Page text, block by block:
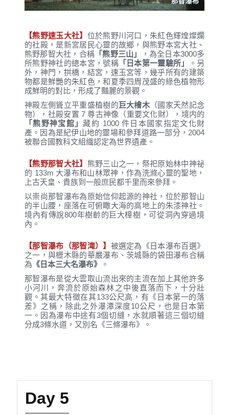
【熊野速玉大社】 位於熊野川河口，朱紅色輝煌燦爛
的社殿，是新宮居民心靈的故鄉，與熊野本宮大社、
熊野那智大社，合稱 「熊野三山」
，為全日本3000多
所熊野神社的總本宮，號稱「日本第一靈驗所」
。另
外，神門，拱橋，結宮，速玉宮等，幾乎所有的建築
物都是鮮艷的朱紅色，和夏季四周茂盛的綠色植物形
成鮮明的對比，形成了豔麗的景觀。
神殿左側聳立平重盛植樹的巨大檜木 （國家天然記念
物），社殿安置 7 尊古神像（重要文化財），境内的
「熊野神宝館」藏約 1000 件日本國家指定文化財
產。因為是紀伊山地的靈場和參拜道路一部分，2004
被聯合國教科文組織認定為世界遺產。
【熊野那智大社】 熊野三山之一，祭祀原始林中神祕
的 133m 大瀑布和山林眾神，作為洗滌心靈的聖地，
上古天皇、貴族到一般庶民都千里而來參拜。
以崇尚那智瀑布為原始信仰起源的神社，位於那智山
的半山腰，座落在可俯瞰大海的高地上的朱漆神社。
境內有傳說800年樹齡的巨大樟樹，可從洞內穿過境
內。
【那智瀑布（那智滝）】 被選定為《日本瀑布百選》
之一，與櫪木縣的華嚴瀑布、茨城縣的袋田瀑布合稱
為 《日本三大名瀑布》
。
那智瀑布是從大雲取山流出來的主流在加上其他許多
小河川，奔流於原始森林之中後直落而下，十分壯
觀。其最大特徵在其133公尺高，有《日本第一的落
差》之稱，除此之外瀑潭深度10公尺，也是日本第
一。因為瀑布中途有3個切縫，水就順著這三個切縫
分成3條水道，又別名《三條瀑布》。
Day 5